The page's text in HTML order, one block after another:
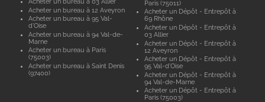
Acheter un bureau à 12 Aveyron
Acheter un bureau à 95 Val-
d'Oise
Acheter un bureau à 94 Val-de-
Marne
Acheter un bureau à Paris
(75003)
Acheter un bureau à Saint Denis
(97400)
Paris (75011)
Acheter un Dépôt - Entrepôt à
69 Rhône
Acheter un Dépôt - Entrepôt à
03 Allier
Acheter un Dépôt - Entrepôt à
12 Aveyron
Acheter un Dépôt - Entrepôt à
95 Val-d'Oise
Acheter un Dépôt - Entrepôt à
94 Val-de-Marne
Acheter un Dépôt - Entrepôt à
Paris (75003)